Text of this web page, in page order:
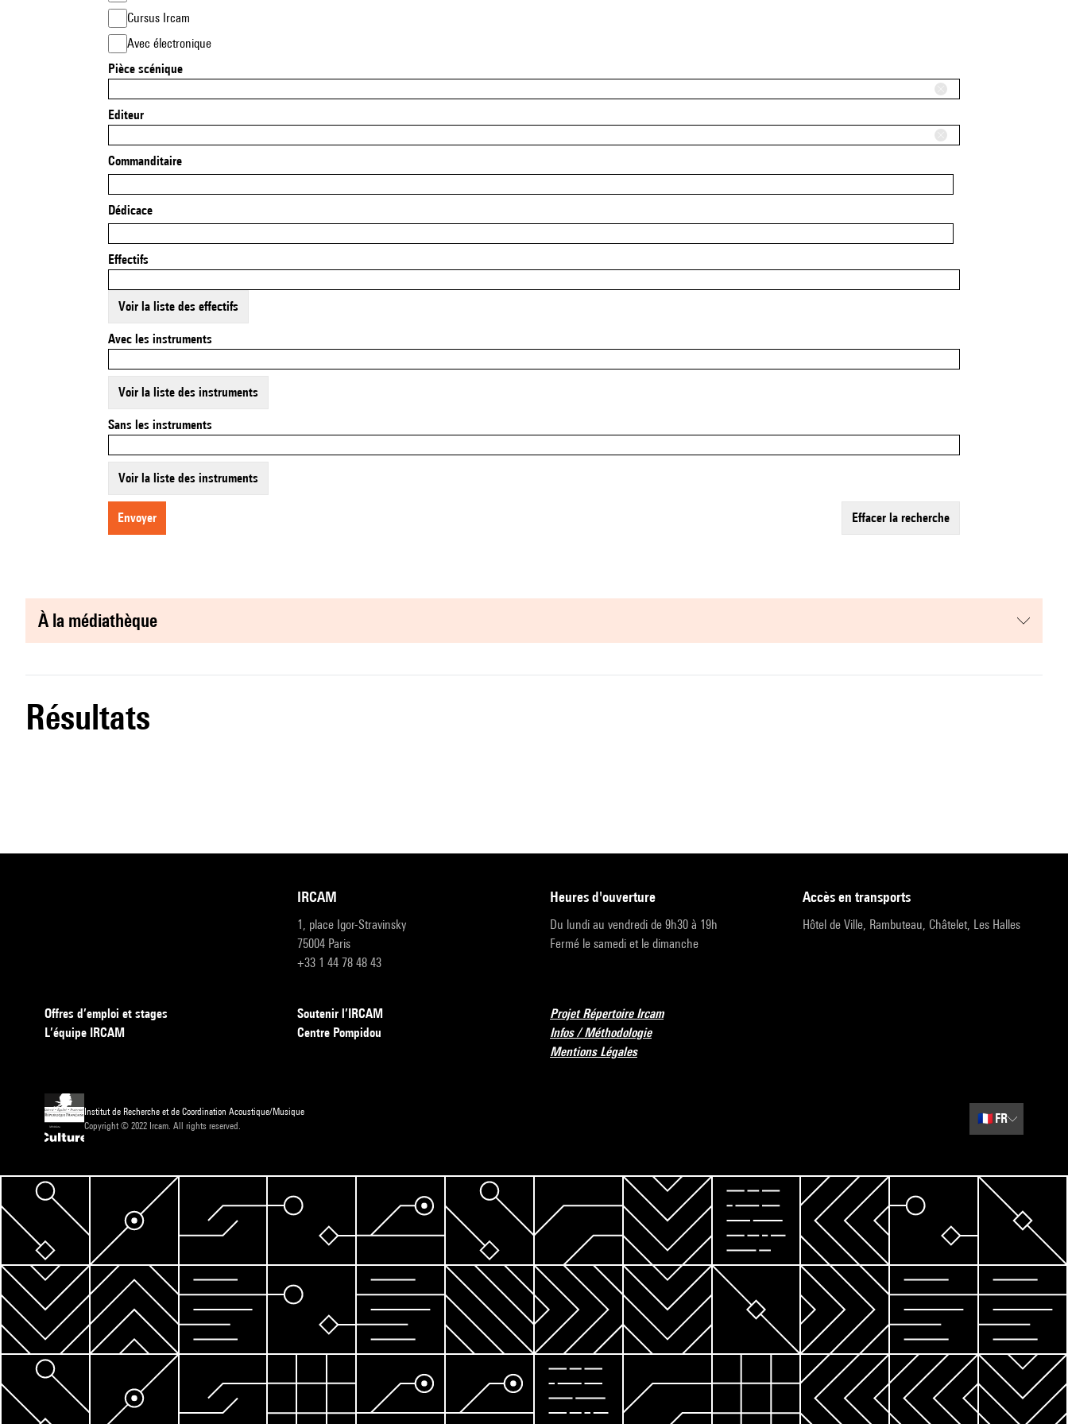
Cursus Ircam
Avec électronique
Pièce scénique
Editeur
Commanditaire
Dédicace
Effectifs
Voir la liste des effectifs
Avec les instruments
Voir la liste des instruments
Sans les instruments
Voir la liste des instruments
envoyer effacer la recherche
à la médiathèque
résultats
IRCAM
1, place Igor-Stravinsky
75004 Paris
+33 1 44 78 48 43
heures d'ouverture
Du lundi au vendredi de 9h30 à 19h
Fermé le samedi et le dimanche
accès en transports
Hôtel de Ville, Rambuteau, Châtelet, Les Halles
Offres d’emploi et stages
L’équipe IRCAM
Soutenir l’IRCAM
Centre Pompidou
Projet Répertoire Ircam
Infos / Méthodologie
Mentions Légales
Institut de Recherche et de Coordination Acoustique/Musique
Copyright © 2022 Ircam. All rights reserved.
🇫🇷 FR